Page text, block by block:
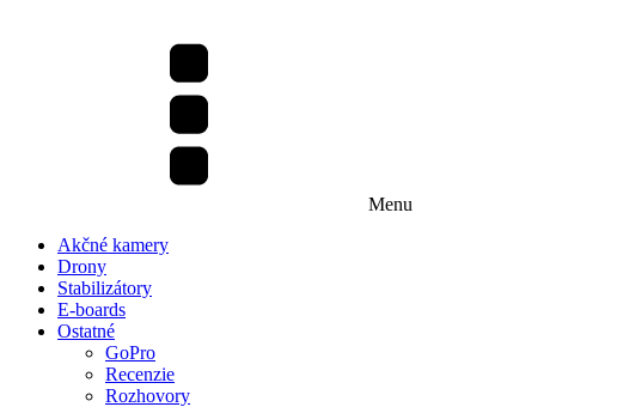
Menu
Akčné kamery
Drony
Stabilizátory
E-boards
Ostatné
GoPro
Recenzie
Rozhovory